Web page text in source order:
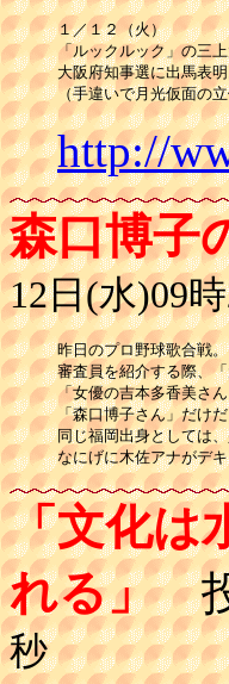
１／１２（火）
「ルックルック」の三
大阪府知事選に出馬表
（手違いで月光仮面の
http://
森口博子
12日(水)09
昨日のプロ野球歌合戦。
審査員を紹介する際、
「女優の吉本多香美さ
「森口博子さん」だけ
同じ福岡出身としては
「文化は
れる」投
秒